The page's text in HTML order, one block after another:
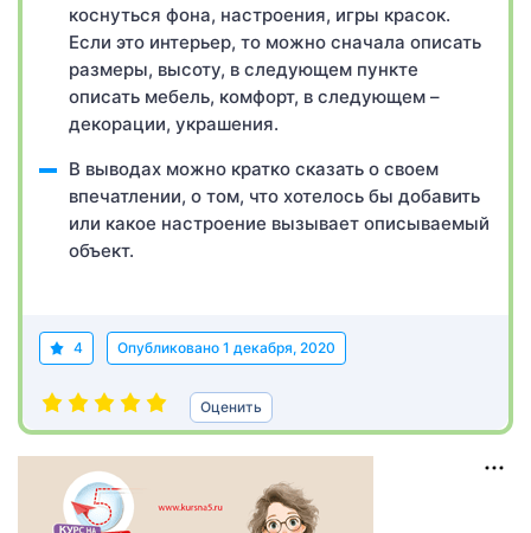
коснуться фона, настроения, игры красок.
Если это интерьер, то можно сначала описать
размеры, высоту, в следующем пункте
описать мебель, комфорт, в следующем –
декорации, украшения.
В выводах можно кратко сказать о своем
впечатлении, о том, что хотелось бы добавить
или какое настроение вызывает описываемый
объект.
4 Опубликовано 1 декабря, 2020
Оценить